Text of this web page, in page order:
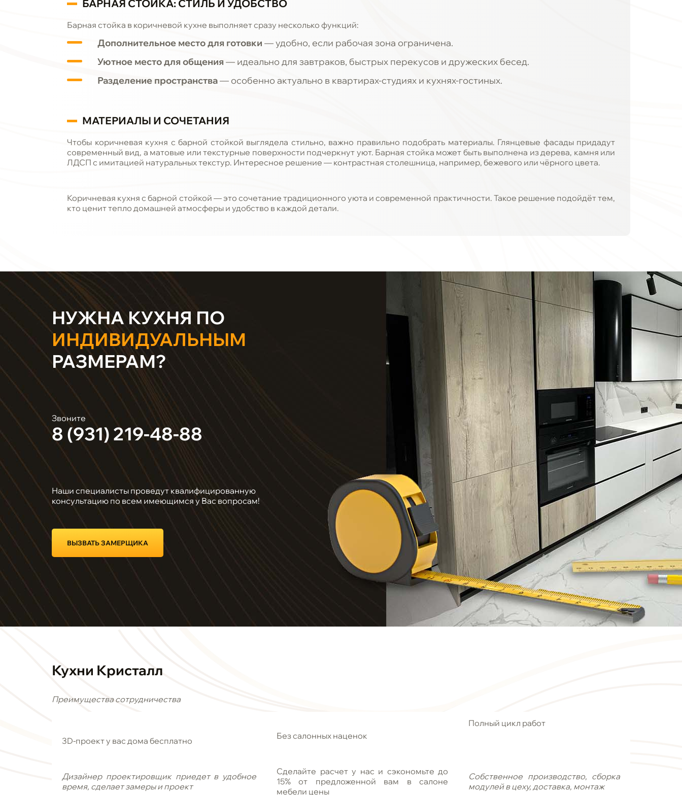
БАРНАЯ СТОЙКА: СТИЛЬ И УДОБСТВО
Барная стойка в коричневой кухне выполняет сразу несколько функций:
Дополнительное место для готовки — удобно, если рабочая зона ограничена.
Уютное место для общения — идеально для завтраков, быстрых перекусов и дружеских бесед.
Разделение пространства— особенно актуально в квартирах-студиях и кухнях-гостиных.
МАТЕРИАЛЫ И СОЧЕТАНИЯ
Чтобы коричневая кухня с барной стойкой выглядела стильно, важно правильно подобрать материалы. Глянцевые фасады придадут
современный вид, а матовые или текстурные поверхности подчеркнут уют. Барная стойка может быть выполнена из дерева, камня или
ЛДСП с имитацией натуральных текстур. Интересное решение — контрастная столешница, например, бежевого или чёрного цвета.
Коричневая кухня с барной стойкой — это сочетание традиционного уюта и современной практичности. Такое решение подойдёт тем,
кто ценит тепло домашней атмосферы и удобство в каждой детали.
НУЖНА КУХНЯ ПО
ИНДИВИДУАЛЬНЫМ
РАЗМЕРАМ?
Звоните
8 (931) 219-48-88
Наши специалисты проведут квалифицированную
консультацию по всем имеющимся у Вас вопросам!
ВЫЗВАТЬ ЗАМЕРЩИКА
Кухни Кристалл
Преимущества сотрудничества
3D-проект у вас дома бесплатно
Дизайнер проектировщик приедет в удобное
время, сделает замеры и проект
Без салонных наценок
Сделайте расчет у нас и сэкономьте до
15% от предложенной вам в салоне
мебели цены
Полный цикл работ
Собственное производство, сборка
модулей в цеху, доставка, монтаж